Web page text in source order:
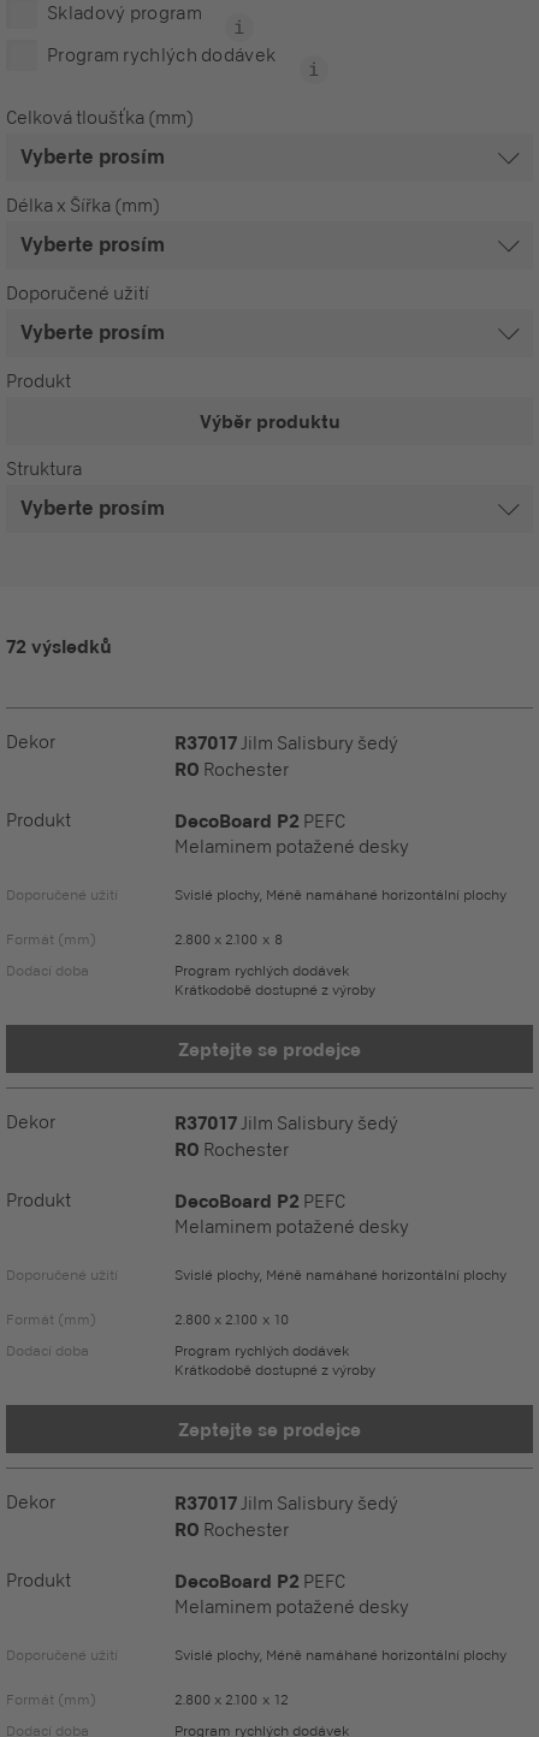
Skladový program
Program rychlých dodávek
Celková tloušťka (mm)
Délka x Šířka (mm)
Doporučené užití
Produkt
Výběr produktu
Struktura
72 výsledků
Dekor R37017Jilm Salisbury šedý
RO Rochester
Produkt DecoBoard P2 PEFC
Melaminem potažené desky
Doporučené užití Svislé plochy, Méně namáhané horizontální plochy
Formát (mm)
2.800 x 2.100 x 8
Dodací doba
Program rychlých dodávek
Krátkodobě dostupné z výroby
Zeptejte se prodejce
Dekor R37017Jilm Salisbury šedý
RO Rochester
Produkt DecoBoard P2 PEFC
Melaminem potažené desky
Doporučené užití Svislé plochy, Méně namáhané horizontální plochy
Formát (mm)
2.800 x 2.100 x 10
Dodací doba
Program rychlých dodávek
Krátkodobě dostupné z výroby
Zeptejte se prodejce
Dekor R37017Jilm Salisbury šedý
RO Rochester
Produkt DecoBoard P2 PEFC
Melaminem potažené desky
Doporučené užití Svislé plochy, Méně namáhané horizontální plochy
Formát (mm)
2.800 x 2.100 x 12
Dodací doba
Program rychlých dodávek